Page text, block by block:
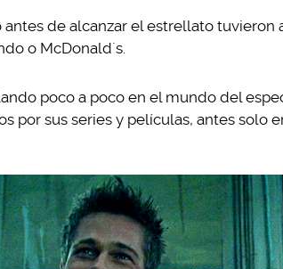
de alcanzar el estrellato tuvieron
o McDonald´s.
poco a poco en el mundo del
por sus series y películas, antes solo